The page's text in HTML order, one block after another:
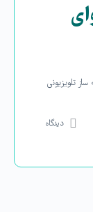
تلویزیونی
دیدگاه